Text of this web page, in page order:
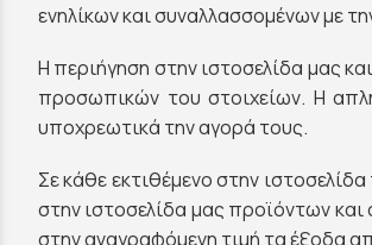
ενηλίκων και συναλλασσομένων με
Η περιήγηση στην ιστοσελίδα μας
προσωπικών του στοιχείων. Η
υποχρεωτικά την αγορά τους.
Σε κάθε εκτιθέμενο στην
στην ιστοσελίδα μας προϊόντων
στην αναγραφόμενη τιμή τα έξοδα